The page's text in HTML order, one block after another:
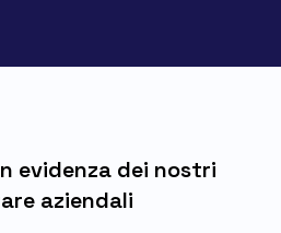
evidenza dei nostri
aziendali